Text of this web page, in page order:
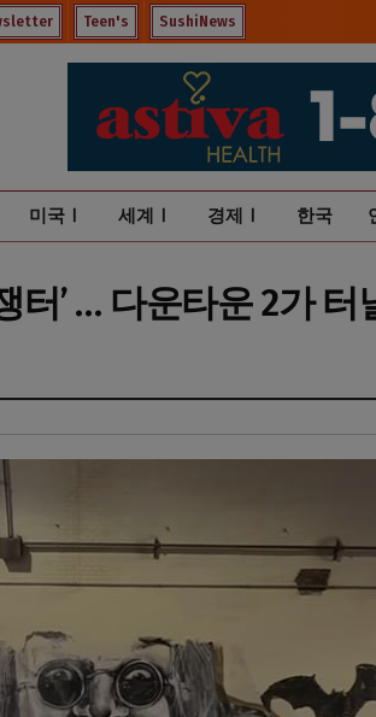
Teen's SushiNews
미국Ⅰ 세계Ⅰ 경제Ⅰ 한국
터’ … 다운타운 2가 터